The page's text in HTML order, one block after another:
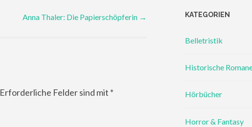
Anna Thaler: Die Papierschöpferin →
Erforderliche Felder sind mit *
KATEGORIEN
Belletristik
Historische
Hörbücher
Horror & Fantasy